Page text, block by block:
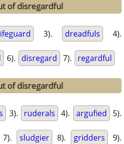
of disregardful
3). dreadfuls 4).
6). disregard 7). regardful
of disregardful
3). ruderals 4). argufied 5).
7). sludgier 8). gridders 9).